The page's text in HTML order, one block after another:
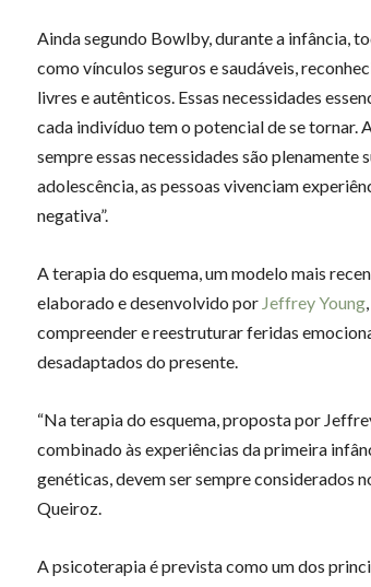
Ainda segundo Bowlby, durante a infância,
como vínculos seguros e saudáveis,
livres e autênticos. Essas necessidades
cada indivíduo tem o potencial de se tornar.
sempre essas necessidades são plenamente
adolescência, as pessoas vivenciam
negativa”.
A terapia do esquema, um modelo mais
elaborado e desenvolvido por Jeffrey Young
compreender e reestruturar feridas
desadaptados do presente.
“Na terapia do esquema, proposta por
combinado às experiências da primeira
genéticas, devem ser sempre considerados
Queiroz.
A psicoterapia é prevista como um dos